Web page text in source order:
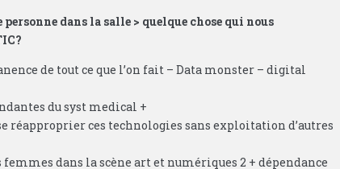
dans la salle > quelque chose qui nous
de tout ce que l’on fait – Data monster – digital
du syst medical +
réapproprier ces technologies sans exploitation d’autres
dans la scène art et numériques 2 + dépendance